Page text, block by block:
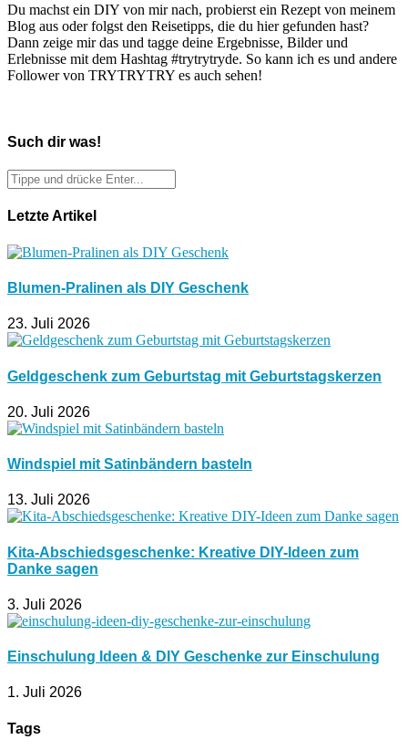
Du machst ein DIY von mir nach, probierst ein Rezept von meinem
Blog aus oder folgst den Reisetipps, die du hier gefunden hast?
Dann zeige mir das und tagge deine Ergebnisse, Bilder und
Erlebnisse mit dem Hashtag #trytrytryde. So kann ich es und andere
Follower von TRYTRYTRY es auch sehen!
Such dir was!
Letzte Artikel
Blumen-Pralinen als DIY Geschenk
23. Juli 2026
Geldgeschenk zum Geburtstag mit Geburtstagskerzen
20. Juli 2026
Windspiel mit Satinbändern basteln
13. Juli 2026
Kita-Abschiedsgeschenke: Kreative DIY-Ideen zum
Danke sagen
3. Juli 2026
Einschulung Ideen & DIY Geschenke zur Einschulung
1. Juli 2026
Tags